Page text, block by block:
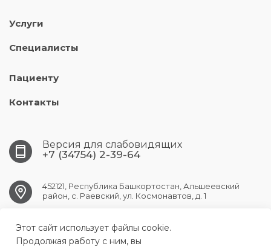
Услуги
Специалисты
Пациенту
Контакты
Версия для слабовидящих
+7 (34754) 2-39-64
452121, Республика Башкортостан, Альшеевский
район, с. Раевский, ул. Космонавтов, д. 1
RAEVSK.CRB@doctorrb.ru
Этот сайт использует файлы cookie.
Продолжая работу с ним, вы